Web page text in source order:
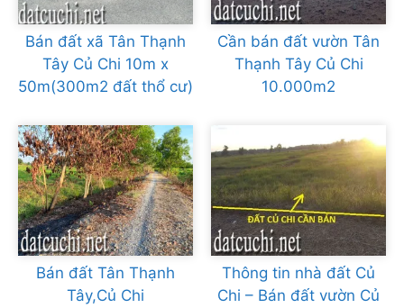
Bán đất xã Tân Thạnh
Tây Củ Chi 10m x
50m(300m2 đất thổ cư)
Cần bán đất vườn Tân
Thạnh Tây Củ Chi
10.000m2
Bán đất Tân Thạnh
Tây,Củ Chi
Thông tin nhà đất Củ
Chi – Bán đất vườn Củ